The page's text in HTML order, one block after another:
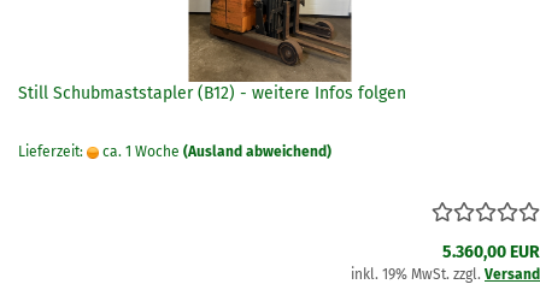
Still Schubmaststapler (B12) - weitere Infos folgen
Lieferzeit: ca. 1 Woche (Ausland abweichend)
5.360,00 EUR
inkl. 19% MwSt. zzgl. Versand